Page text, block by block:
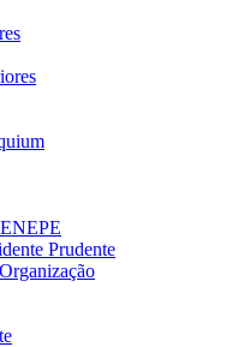
Prudente